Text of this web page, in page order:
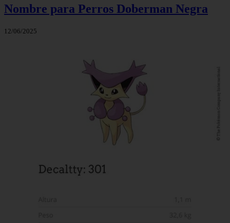
Nombre para Perros Doberman Negra
12/06/2025